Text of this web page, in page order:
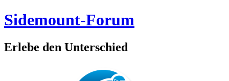
Sidemount-Forum
Erlebe den Unterschied